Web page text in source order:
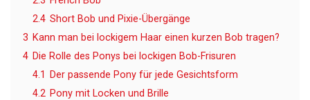
2.4 Short Bob und Pixie-Übergänge
3 Kann man bei lockigem Haar einen kurzen Bob tragen?
4 Die Rolle des Ponys bei lockigen Bob-Frisuren
4.1
Der passende Pony für jede Gesichtsform
4.2 Pony mit Locken und Brille